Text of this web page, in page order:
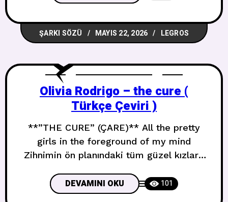
yakaladın Cracking a white pill that I
watched you drop on your tongue Diline
bıraktığını izlediğim beyaz bir hapı
ŞARKI SÖZÜ MAYIS 22, 2026 LEGROS
Olivia Rodrigo – the cure (
Türkçe Çeviri )
**”THE CURE” (ÇARE)** All the pretty
girls in the foreground of my mind
Zihnimin ön planındaki tüm güzel kızlar I
moving the line Yeterince yaptığımı
sandım, ama çizgiyi kaydırıp duruyorlar I
DEVAMINI OKU 101